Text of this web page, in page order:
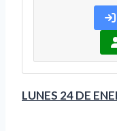
LUNES 24 DE